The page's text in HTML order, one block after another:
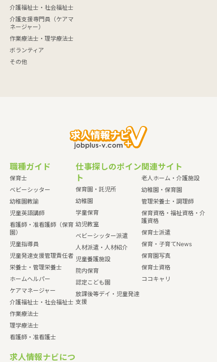
介護福祉士・社会福祉士
介護支援専門員（ケアマ
ネージャー）
作業療法士・理学療法士
ボランティア
その他
職種ガイド
保育士
ベビーシッター
幼稚園教諭
児童英語講師
看護師・准看護師（保育
園）
児童指導員
児童発達支援管理責任者
栄養士・管理栄養士
ホームヘルパー
ケアマネージャー
介護福祉士・社会福祉士
作業療法士
理学療法士
看護師・准看護士
仕事探しのポイン
ト
保育園・託児所
幼稚園
学童保育
幼児教室
ベビーシッター派遣
人材派遣・人材紹介
児童養護施設
院内保育
認定こども園
放課後等デイ・児童発達
支援
関連サイト
老人ホーム・介護施設
幼稚園・保育園
管理栄養士・調理師
保育資格・福祉資格・介
護資格
保育士派遣
保育・子育てNews
保育園写真
保育士資格
ココキャリ
求人情報ナビにつ